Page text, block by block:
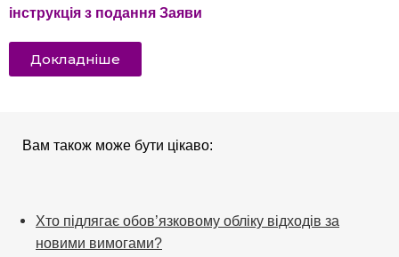
інструкція з подання Заяви
Докладніше
Вам також може бути цікаво:
Хто підлягає обов’язковому обліку відходів за
новими вимогами?